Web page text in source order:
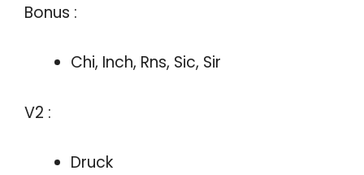
Bonus :
Chi, Inch, Rns, Sic, Sir
V2 :
Druck